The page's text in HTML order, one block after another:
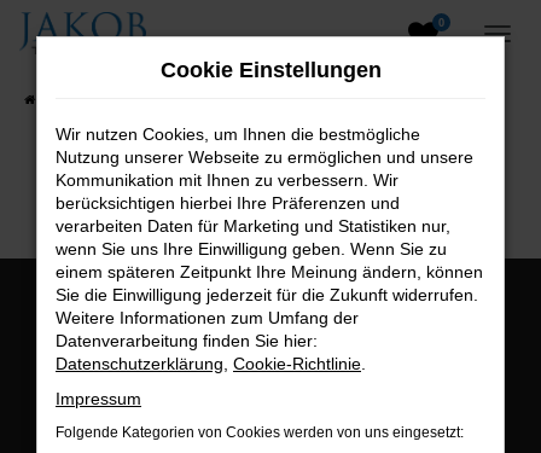
Zum
0
B2B-Shop
Öffnungszeiten:
Montag bis Freitag:
Postadresse:
Cookie Einstellungen
Wir nutzen Cookies, um Ihnen die bestmögliche
Nutzung unserer Webseite zu ermöglichen und unsere
Kommunikation mit Ihnen zu verbessern. Wir
berücksichtigen hierbei Ihre Präferenzen und
verarbeiten Daten für Marketing und Statistiken nur,
wenn Sie uns Ihre Einwilligung geben. Wenn Sie zu
einem späteren Zeitpunkt Ihre Meinung ändern, können
Sie die Einwilligung jederzeit für die Zukunft widerrufen.
Weitere Informationen zum Umfang der
Datenverarbeitung finden Sie hier:
Datenschutzerklärung Cookie-Richtlinie
Impressum
Folgende Kategorien von Cookies werden von uns eingesetzt: